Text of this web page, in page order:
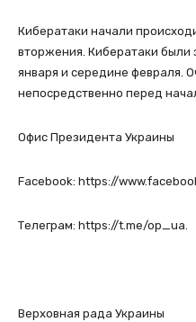
Кибератаки начали
вторжения. Кибератаки были
января и середине февраля.
непосредственно перед
Офис Президента Украины
Facebook: https://
Телеграм: https://t.me/op_ua.
Верховная рада Украины